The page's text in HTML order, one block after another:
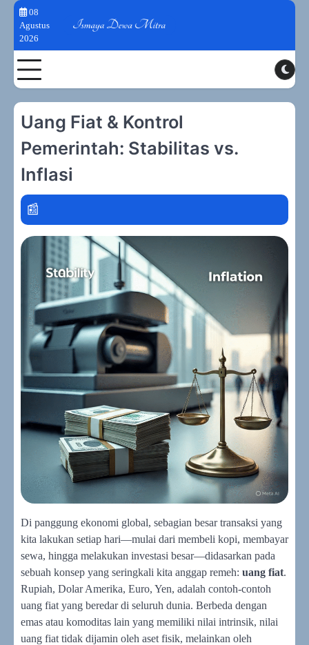
Skip
content
08
Agustus
2026
Toggle
Uang Fiat & Kontrol
Pemerintah: Stabilitas vs.
Inflasi
Di panggung ekonomi global, sebagian besar transaksi yang
kita lakukan setiap hari—mulai dari membeli kopi, membayar
sewa, hingga melakukan investasi besar—didasarkan pada
sebuah konsep yang seringkali kita anggap remeh: uang fiat.
Rupiah, Dolar Amerika, Euro, Yen, adalah contoh-contoh
uang fiat yang beredar di seluruh dunia. Berbeda dengan
emas atau komoditas lain yang memiliki nilai intrinsik, nilai
uang fiat tidak dijamin oleh aset fisik, melainkan oleh